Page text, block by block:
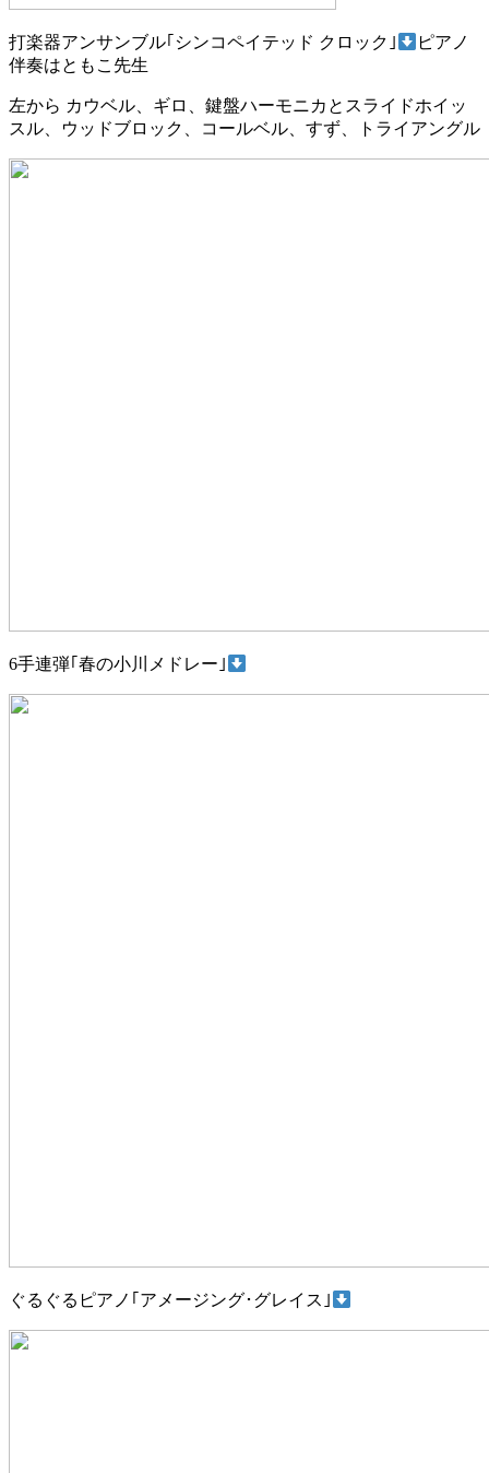
打楽器アンサンブル｢シンコペイテッド クロック｣
ピアノ
伴奏はともこ先生
左から カウベル、ギロ、鍵盤ハーモニカとスライドホイッ
スル、ウッドブロック、コールベル、すず、トライアングル
6手連弾｢春の小川メドレー｣
ぐるぐるピアノ｢アメージング･グレイス｣